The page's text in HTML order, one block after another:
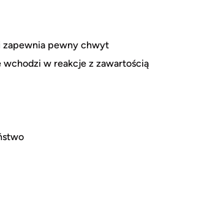
pewny chwyt
wchodzi w reakcje z zawartością